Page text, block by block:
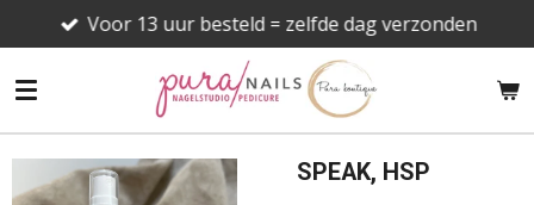
direct
naar
hoofdinhoud
Voor 13 uur besteld = zelfde dag verzonden
SPEAK, HSP